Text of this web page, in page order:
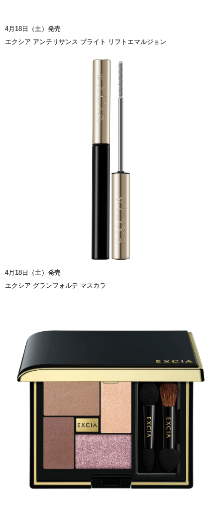
4月18日（土）発売
エクシア アンテリサンス ブライト リフトエマルジョン
4月18日（土）発売
エクシア グランフォルテ マスカラ